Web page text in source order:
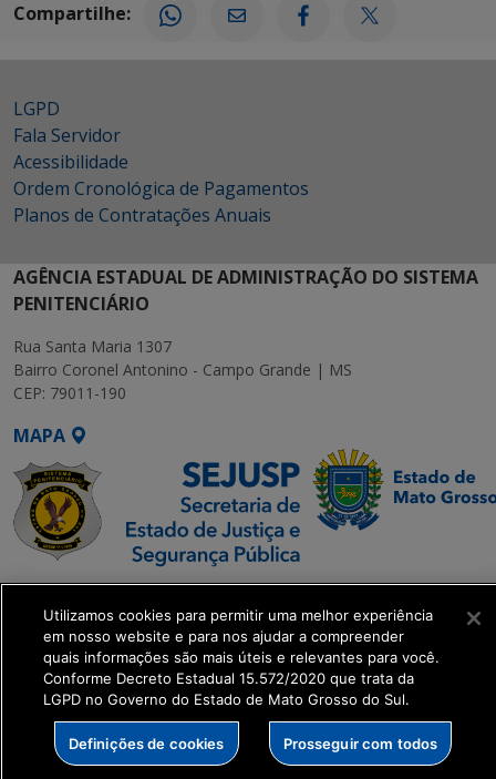
Compartilhe:
LGPD
Fala Servidor
Acessibilidade
Ordem Cronológica de Pagamentos
Planos de Contratações Anuais
AGÊNCIA ESTADUAL DE ADMINISTRAÇÃO DO SISTEMA
PENITENCIÁRIO
Rua Santa Maria 1307
Bairro Coronel Antonino - Campo Grande | MS
CEP: 79011-190
MAPA
Executiva de
Transformação Digital
get_footer();
Utilizamos cookies para permitir uma melhor experiência
em nosso website e para nos ajudar a compreender
quais informações são mais úteis e relevantes para você.
Conforme Decreto Estadual 15.572/2020 que trata da
LGPD no Governo do Estado de Mato Grosso do Sul.
Definições de cookies Prosseguir com todos